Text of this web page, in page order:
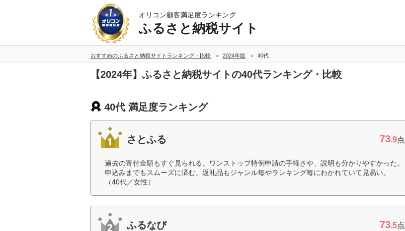
オリコン顧客満足度ランキング
ふるさと納税サイト
おすすめのふるさと納税サイトランキング・比較 2024年版 40代
【2024年】ふるさと納税サイトの40代ランキング・比較
40代 満足度ランキング
さとふる 73.9点
過去の寄付金額もすぐ見られる。ワンストップ特例申請の手軽さや、説明も分かりやすかった。
申込みまでもスムーズに済む。返礼品もジャンル毎やランキング毎にわかれていて見易い。
（40代／女性）
ふるなび 73.5点